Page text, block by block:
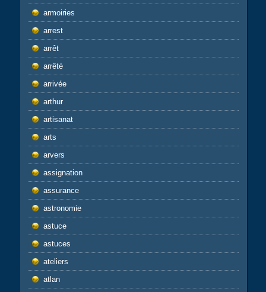
armoiries
arrest
arrêt
arrêté
arrivée
arthur
artisanat
arts
arvers
assignation
assurance
astronomie
astuce
astuces
ateliers
atlan